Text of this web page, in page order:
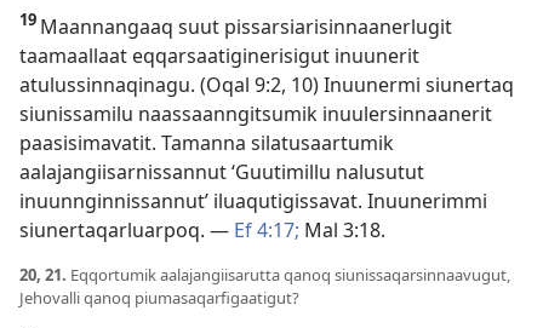
19 Maannangaaq suut pissarsiarisinnaanerlugit
taamaallaat eqqarsaatiginerisigut inuunerit
atulussinnaqinagu. (Oqal 9:2, 10) Inuunermi siunertaq
siunissamilu naassaanngitsumik inuulersinnaanerit
paasisimavatit. Tamanna silatusaartumik
aalajangiisarnissannut ‘Guutimillu nalusutut
inuunnginnissannut’ iluaqutigissavat. Inuunerimmi
siunertaqarluarpoq. — Ef 4:17; Mal 3:18.
20, 21. Eqqortumik aalajangiisarutta qanoq siunissaqarsinnaavugut,
Jehovalli qanoq piumasaqarfigaatigut?